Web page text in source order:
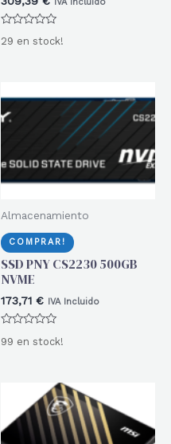
con
29 en stock!
Almacenamiento
COMPRAR!
SSD PNY CS2230 500GB
NVME
173,71 € IVA Incluido
con
99 en stock!